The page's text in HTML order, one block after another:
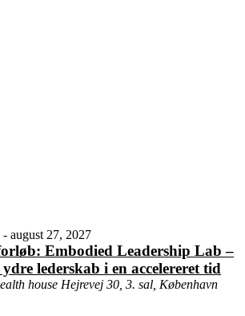
- august 27, 2027
Embodied Leadership Lab –
lederskab i en accelereret tid
house Hejrevej 30, 3. sal, København